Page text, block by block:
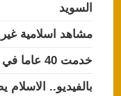
السويد
مشاهد اسلامية
خدمت 40 عاما في الكنيسة والان اعترف بهذا السر!
بالفيديو..